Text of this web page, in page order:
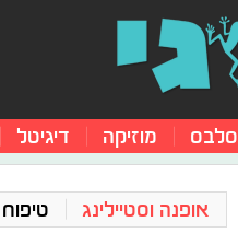
סלבס מוזיקה דיגיטל
אופנה וסטיילינג טיפוח